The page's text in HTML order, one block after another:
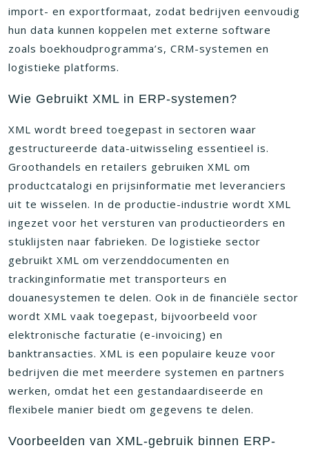
import- en exportformaat, zodat bedrijven eenvoudig
hun data kunnen koppelen met externe software
zoals boekhoudprogramma’s, CRM-systemen en
logistieke platforms.
Wie Gebruikt XML in ERP-systemen?
XML wordt breed toegepast in sectoren waar
gestructureerde data-uitwisseling essentieel is.
Groothandels en retailers gebruiken XML om
productcatalogi en prijsinformatie met leveranciers
uit te wisselen. In de productie-industrie wordt XML
ingezet voor het versturen van productieorders en
stuklijsten naar fabrieken. De logistieke sector
gebruikt XML om verzenddocumenten en
trackinginformatie met transporteurs en
douanesystemen te delen. Ook in de financiële sector
wordt XML vaak toegepast, bijvoorbeeld voor
elektronische facturatie (e-invoicing) en
banktransacties. XML is een populaire keuze voor
bedrijven die met meerdere systemen en partners
werken, omdat het een gestandaardiseerde en
flexibele manier biedt om gegevens te delen.
Voorbeelden van XML-gebruik binnen ERP-